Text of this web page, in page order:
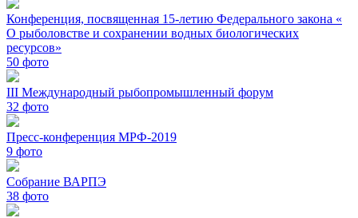
Конференция, посвященная 15-летию Федерального закона «
О рыболовстве и сохранении водных биологических
ресурсов»
50 фото
III Международный рыбопромышленный форум
32 фото
Пресс-конференция МРФ-2019
9 фото
Собрание ВАРПЭ
38 фото